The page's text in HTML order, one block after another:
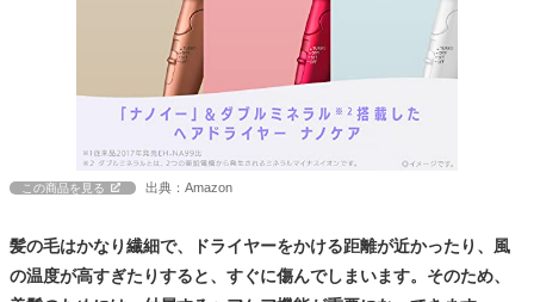
この商品を見る 出典：Amazon
髪の毛はかなり繊細で、ドライヤーをかける距離が近かったり、風
の温度が高すぎたりすると、すぐに傷んでしまいます。そのため、